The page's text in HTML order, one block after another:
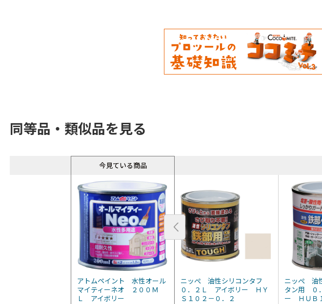
同等品・類似品を見る
今見ている商品
アトムペイント 水性オール
マイティーネオ ２００Ｍ
Ｌ アイボリー
ニッぺ 油性シリコンタフ
０．２Ｌ アイボリー ＨＹ
Ｓ１０２－０．２
ニッぺ 油
タン用 ０
ー ＨＵＢ